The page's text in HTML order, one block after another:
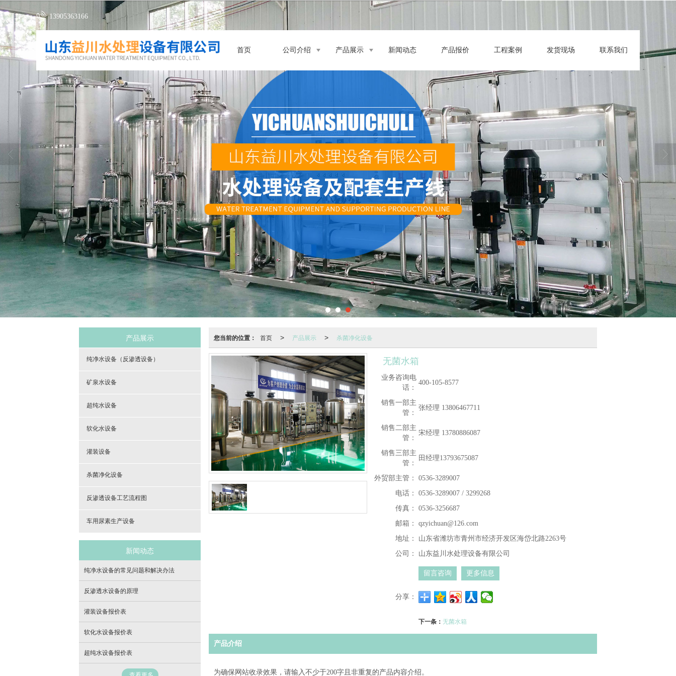
13905363166
首页 公司介绍 产品展示 新闻动态 产品报价 工程案例 发货现场 联系我们
您当前的位置： 首页 > 产品展示 > 杀菌净化设备
无菌水箱
业务咨询电
话：
400-105-8577
销售一部主
管：
张经理 13806467711
销售二部主
管：
宋经理 13780886087
销售三部主
管：
田经理13793675087
外贸部主管：
0536-3289007
电话：
0536-3289007 / 3299268
传真：
0536-3256687
邮箱：
qzyichuan@126.com
地址：
山东省潍坊市青州市经济开发区海岱北路2263号
公司：
山东益川水处理设备有限公司
留言咨询 更多信息
分享：
下一条： 无菌水箱
产品介绍
为确保网站收录效果，请输入不少于200字且非重复的产品内容介绍。
产品展示
纯净水设备（反渗透设备）
矿泉水设备
超纯水设备
软化水设备
灌装设备
杀菌净化设备
反渗透设备工艺流程图
车用尿素生产设备
新闻动态
纯净水设备的常见问题和解决办法
反渗透水设备的原理
灌装设备报价表
软化水设备报价表
超纯水设备报价表